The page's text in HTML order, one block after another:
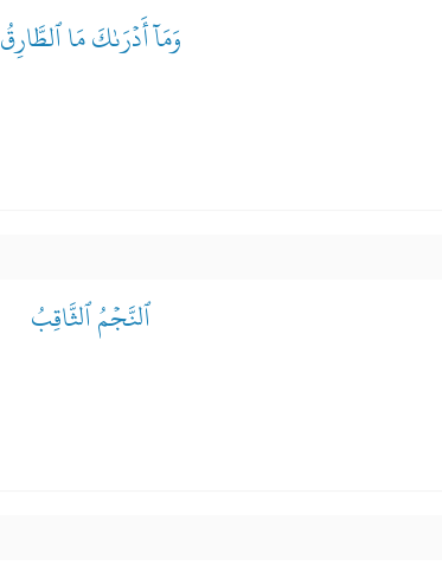
وَمَآ أَدۡرَىٰكَ مَا ٱلطَّارِقُ
ٱلنَّجۡمُ ٱلثَّاقِبُ